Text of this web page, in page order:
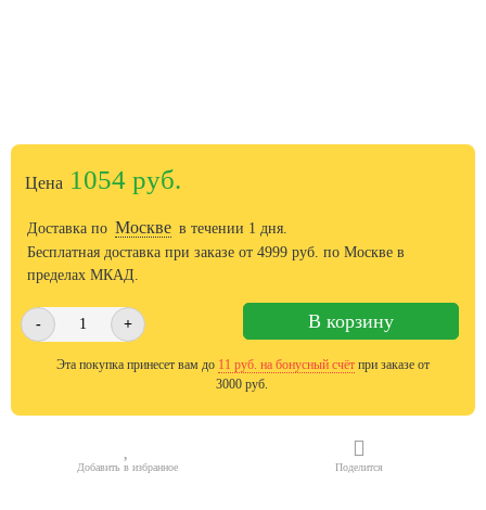
Цена 1054 руб.
Доставка по Москве в течении 1 дня.
Бесплатная доставка при заказе от 4999 руб. по Москве в
пределах МКАД.
- + В корзину
Эта покупка принесет вам до 11 руб. на бонусный счёт при заказе от
3000 руб.
Добавить в избранное Поделится